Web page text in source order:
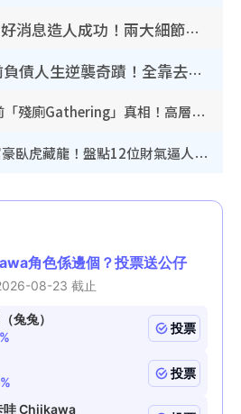
湯洛雯傳終於有好消息造人成功！兩大細節曝孕味極濃惹猜測：大肚婆先會咁！
五索親揭10年前負債人生逆襲奇蹟！全靠去一地方轉運後即遇上馬先生
林芊妤親解12年前「殘廁Gathering」真相！高層解約一句話重創尊嚴至今拒返TVB
《愛回家》隱形富豪臥虎藏龍！盤點12位財氣逼人的有錢藝人：呢位靚女3億身家唔憂做